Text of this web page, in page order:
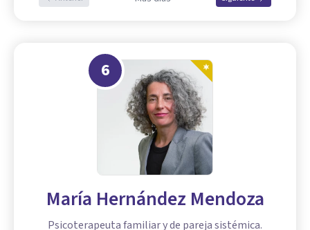
6
María Hernández Mendoza
Psicoterapeuta familiar y de pareja sistémica.